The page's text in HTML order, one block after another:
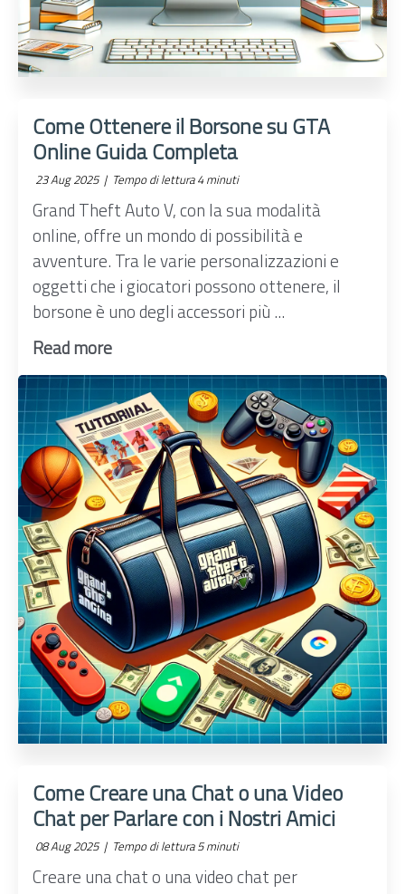
Come Ottenere il Borsone su GTA
Online Guida Completa
23 Aug 2025 | Tempo di lettura 4 minuti
Grand Theft Auto V, con la sua modalità
online, offre un mondo di possibilità e
avventure. Tra le varie personalizzazioni e
oggetti che i giocatori possono ottenere, il
borsone è uno degli accessori più ...
Read more
Come Creare una Chat o una Video
Chat per Parlare con i Nostri Amici
08 Aug 2025 | Tempo di lettura 5 minuti
Creare una chat o una video chat per